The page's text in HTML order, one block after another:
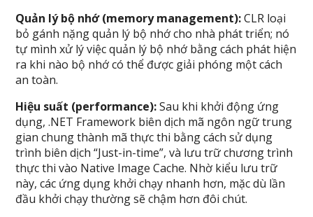
Quản lý bộ nhớ (memory management):CLR loại
bỏ gánh nặng quản lý bộ nhớ cho nhà phát triển; nó
tự mình xử lý việc quản lý bộ nhớ bằng cách phát hiện
ra khi nào bộ nhớ có thể được giải phóng một cách
an toàn.
Hiệu suất (performance):Sau khi khởi động ứng
dụng, .NET Framework biên dịch mã ngôn ngữ trung
gian chung thành mã thực thi bằng cách sử dụng
trình biên dịch “Just-in-time”, và lưu trữ chương trình
thực thi vào Native Image Cache. Nhờ kiểu lưu trữ
này, các ứng dụng khởi chạy nhanh hơn, mặc dù lần
đầu khởi chạy thường sẽ chậm hơn đôi chút.